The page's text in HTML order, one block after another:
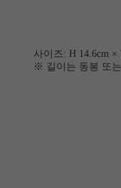
사이즈: H 14.6cm
※ 길이는 동봉 또